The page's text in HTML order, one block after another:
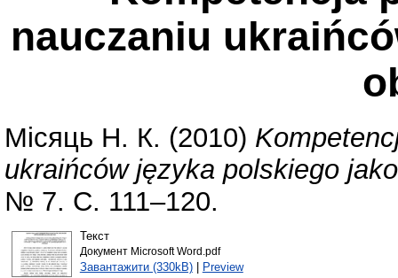
nauczaniu
Місяць Н. К. (2010)
ukraińców języka polskiego
№ 7. С. 111–120.
Текст
Документ Microsoft Word.pdf
Завантажити (330kB)| Preview